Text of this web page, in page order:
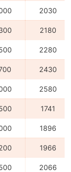
2030
2180
2280
2430
2580
1741
1896
1966
2066